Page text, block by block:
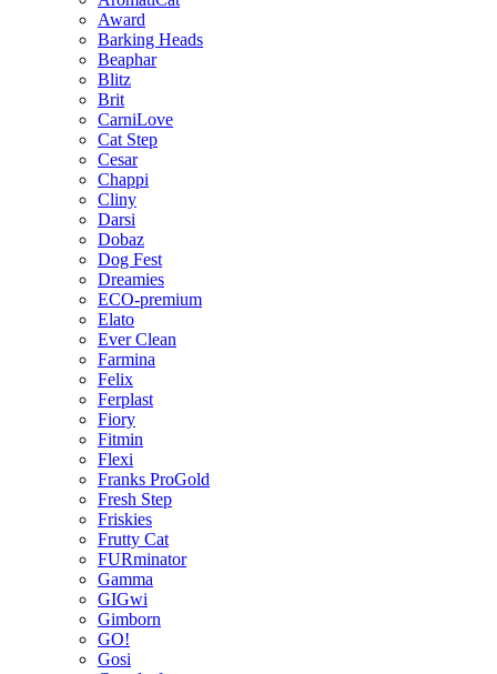
Award
Barking Heads
Beaphar
Blitz
Brit
CarniLove
Cat Step
Cesar
Chappi
Cliny
Darsi
Dobaz
Dog Fest
Dreamies
ECO-premium
Elato
Ever Clean
Farmina
Felix
Ferplast
Fiory
Fitmin
Flexi
Franks ProGold
Fresh Step
Friskies
Frutty Cat
FURminator
Gamma
GIGwi
Gimborn
GO!
Gosi